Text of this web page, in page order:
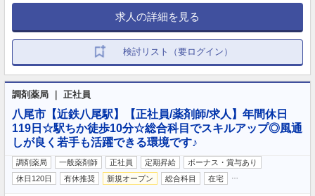
求人の詳細を見る
検討リスト（要ログイン）
調剤薬局 ｜ 正社員
八尾市【近鉄八尾駅】【正社員/薬剤師/求人】年間休日
119日☆駅ちか徒歩10分☆総合科目でスキルアップ◎風通
しが良く若手も活躍できる環境です♪
調剤薬局 一般薬剤師 正社員 定期昇給
ボーナス・賞与あり
休日120日
有休推奨 新規オープン 総合科目 在宅